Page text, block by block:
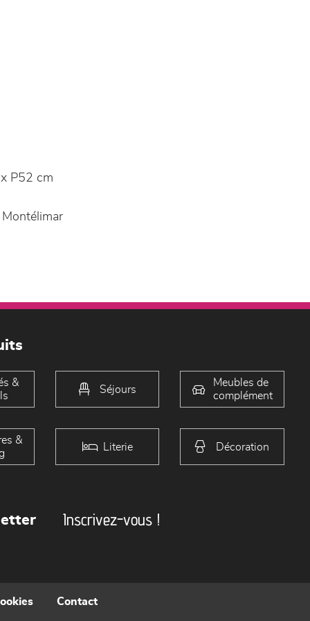
P52 cm
&
Séjours
Meubles de
complément
&
Literie Décoration
Inscrivez-vous !
Contact